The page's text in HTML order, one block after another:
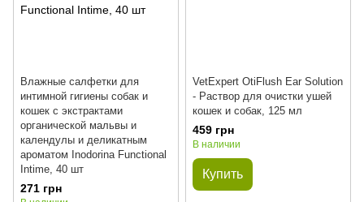
Влажные салфетки для
интимной гигиены собак и
кошек с экстрактами
органической мальвы и
календулы и деликатным
ароматом Inodorina Functional
Intime, 40 шт
271 грн
VetExpert OtiFlush Ear Solution
- Раствор для очистки ушей
кошек и собак, 125 мл
459 грн
В наличии
Купить